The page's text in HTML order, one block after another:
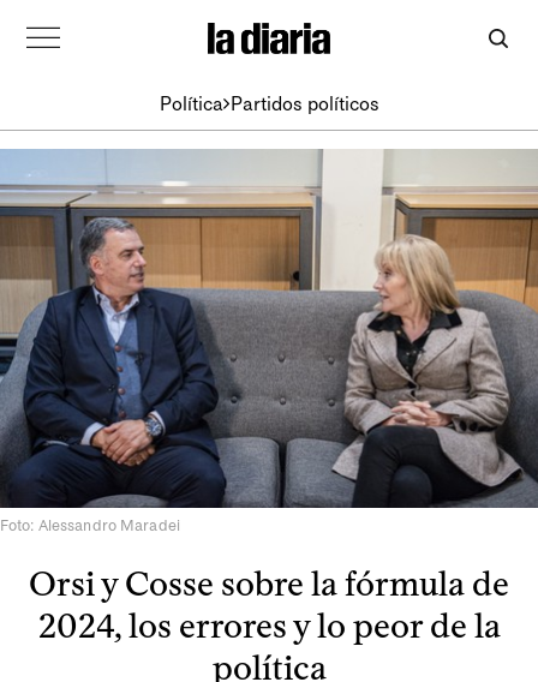
Política Partidos políticos
Foto: Alessandro Maradei
Orsi y Cosse sobre la fórmula de
2024, los errores y lo peor de la
política